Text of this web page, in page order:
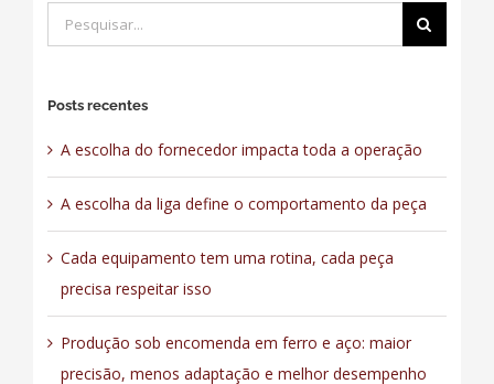
Buscar
resultados
Posts recentes
A escolha do fornecedor impacta toda a operação
A escolha da liga define o comportamento da peça
Cada equipamento tem uma rotina, cada peça
precisa respeitar isso
Produção sob encomenda em ferro e aço: maior
precisão, menos adaptação e melhor desempenho